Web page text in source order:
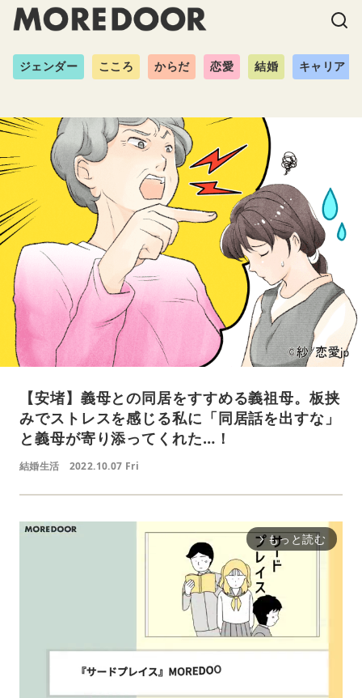
ジェンダー こころ からだ 恋愛 結婚 キャリア
【安堵】義母との同居をすすめる義祖母。板挟
みでストレスを感じる私に「同居話を出すな」
と義母が寄り添ってくれた…！
結婚生活 2022.10.07 Fri
arrow_forward_ios もっと読む